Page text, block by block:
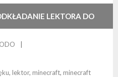
LEKTORA DO
, lektor, minecraft, minecraft